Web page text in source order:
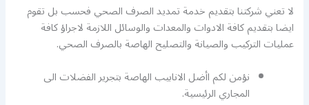
لا تعني شركتنا بتقديم خدمة تمديد الصرف الصحي فحسب بل تقوم
ايضا بتقديم كافة الادوات والمعدات والوسائل اللازمة لاجراؤ كافة
عمليات التركيب والصيانة والتصليح الهاصة بالصرف الصحي.
نؤمن لكم اأضل الانابيب الهاصة بتجرير الفضلات الى
المجاري الرئيسية.